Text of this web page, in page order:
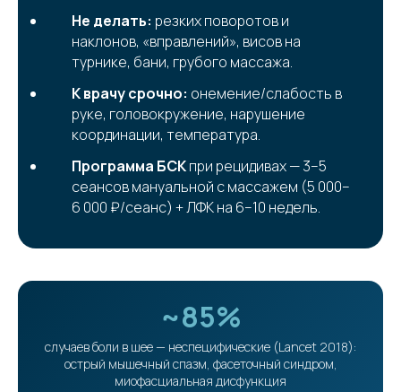
Не делать: резких поворотов и
наклонов, «вправлений», висов на
турнике, бани, грубого массажа.
К врачу срочно: онемение/слабость в
руке, головокружение, нарушение
координации, температура.
Программа БСКпри рецидивах — 3–5
сеансов мануальной с массажем (5 000–
6 000 ₽/сеанс) + ЛФК на 6–10 недель.
~85%
случаев боли в шее — неспецифические (Lancet 2018):
острый мышечный спазм, фасеточный синдром,
миофасциальная дисфункция